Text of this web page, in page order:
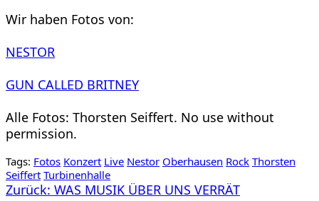
Wir haben Fotos von:
NESTOR
GUN CALLED BRITNEY
Alle Fotos: Thorsten Seiffert. No use without
permission.
Tags: Fotos Konzert Live Nestor Oberhausen Rock Thorsten
Seiffert Turbinenhalle
Beitragsnavigation
Zurück: WAS MUSIK ÜBER UNS VERRÄT